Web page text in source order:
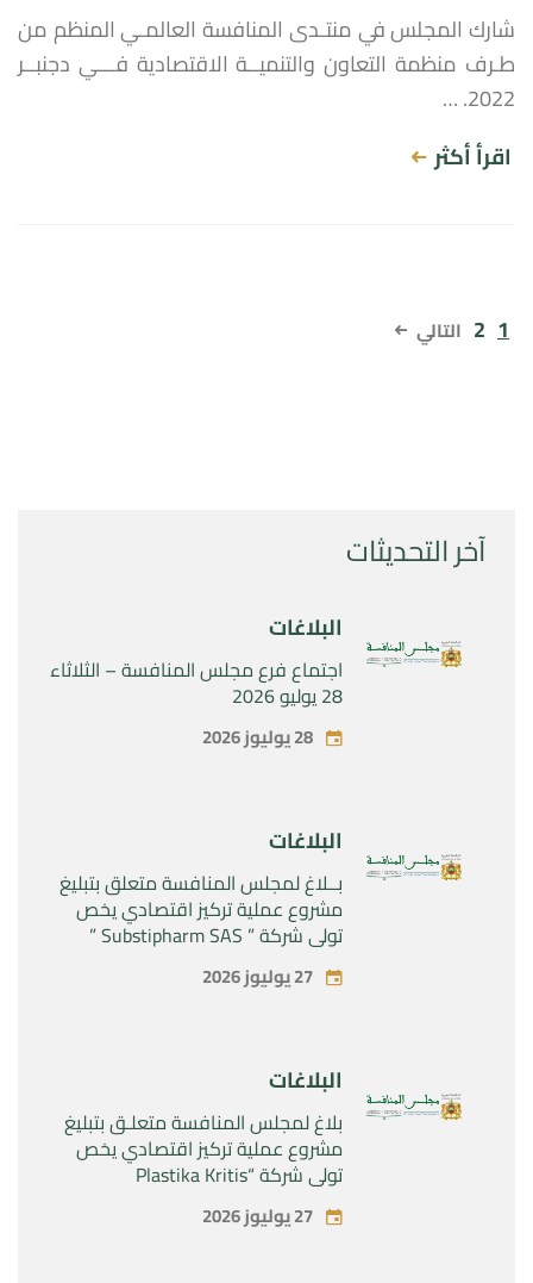
آخر التحديثات
البلاغات
اجتماع فرع مجلس المنافسة – الثلاثاء
28 يوليو 2026
28 يوليوز 2026
البلاغات
بــلاغ لمجلس المنافسة متعلق بتبليغ
مشروع عملية تركيز اقتصادي يخص
تولي شركة ” Substipharm SAS ”
المراقبة الحصرية للأصول والحقوق
المتعلقة بالمنتجين الصيدلانيين”
27 يوليوز 2026
البلاغات
بلاغ لمجلس المنافسة متعلـق بتبليغ
مشروع عملية تركيز اقتصادي يخص
تولي شركة “Plastika Kritis
SA”المراقبة الحصرية لشركة
“Naturplas Industrial SARL” 27 يوليوز 2026
شارك المجلس في منتـدى المنافسة العالمـي المنظم من
طـرف منظمة التعاون والتنميــة الاقتصادية فـــي دجنبــر
2022. …
اقرأ أكثر
1
2 التالي